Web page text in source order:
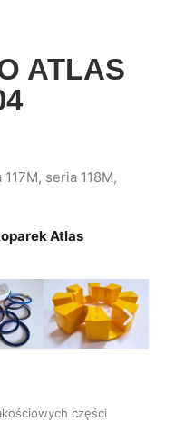
ATLAS
seria 118M,
Atlas
części